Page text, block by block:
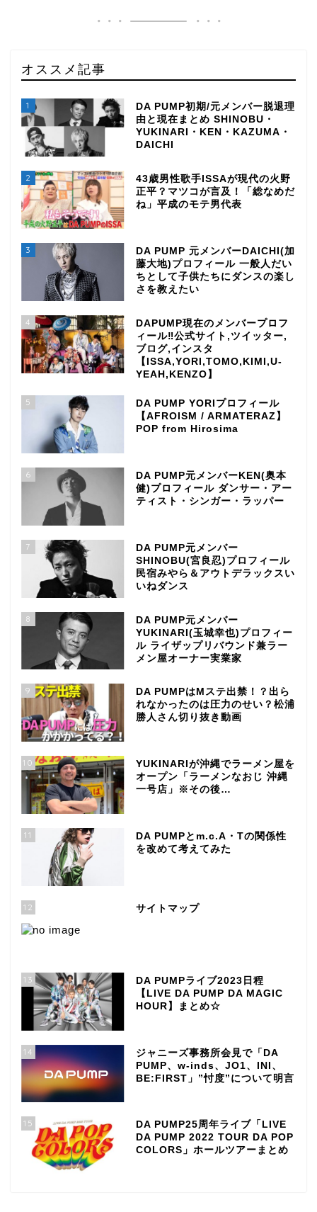
オススメ記事
1
DA PUMP初期/元メンバー脱退理
由と現在まとめ SHINOBU・
YUKINARI・KEN・KAZUMA・
DAICHI
2
43歳男性歌手ISSAが現代の火野
正平？マツコが言及！「総なめだ
ね」平成のモテ男代表
3
DA PUMP 元メンバーDAICHI(加
藤大地)プロフィール 一般人だい
ちとして子供たちにダンスの楽し
さを教えたい
4
DAPUMP現在のメンバープロフ
ィール‼公式サイト,ツイッター,
ブログ,インスタ
【ISSA,YORI,TOMO,KIMI,U-
YEAH,KENZO】
5
DA PUMP YORIプロフィール
【AFROISM / ARMATERAZ】
POP from Hirosima
6
DA PUMP元メンバーKEN(奥本
健)プロフィール ダンサー・アー
ティスト・シンガー・ラッパー
7
DA PUMP元メンバー
SHINOBU(宮良忍)プロフィール
民宿みやら＆アウトデラックスい
いねダンス
8
DA PUMP元メンバー
YUKINARI(玉城幸也)プロフィー
ル ライザップリバウンド兼ラー
メン屋オーナー実業家
9
DA PUMPはMステ出禁！？出ら
れなかったのは圧力のせい？松浦
勝人さん切り抜き動画
10
YUKINARIが沖縄でラーメン屋を
オープン「ラーメンなおじ 沖縄
一号店」※その後…
11
DA PUMPとm.c.A・Tの関係性
を改めて考えてみた
12 サイトマップ
13
DA PUMPライブ2023日程
【LIVE DA PUMP DA MAGIC
HOUR】まとめ☆
14
ジャニーズ事務所会見で「DA
PUMP、w-inds、JO1、INI、
BE:FIRST」”忖度”について明言
15
DA PUMP25周年ライブ「LIVE
DA PUMP 2022 TOUR DA POP
COLORS」ホールツアーまとめ